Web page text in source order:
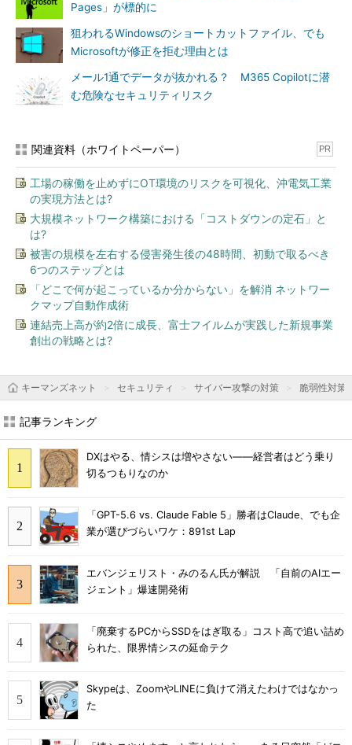
Pages」が標的に
狙われるWindowsのショートカットファイル、でも
Microsoftが修正を拒む理由とは
メール1通でデータが抜かれる？ M365 Copilotに潜
む危険なセキュリティリスク
関連資料（ホワイトペーパー） PR
工場の稼働を止めずにOT環境のリスクを可視化、沖電気工業
の実現方法とは?
大規模ネットワーク構築における「コストダウンの定石」と
は?
被害の規模を左右する侵害発生後の48時間、初動で取るべき
6つのステップとは
「どこで何が起こっているか分からない」を解消 ネットワー
クマップ自動作成術
連結売上高が約2倍に成長、富士フイルムが実践した新規事業
創出の戦略とは?
キーマンズネット セキュリティ サイバー攻撃の対策 脆弱性対策
記事ランキング
DXはやる、情シスは増やさない――経営者はどう乗り
切るつもりなのか
「GPT-5.6 vs. Claude Fable 5」勝者はClaude、でも企
業が選びづらいワケ：891st Lap
エバンジェリスト・みのるん氏が解説 「自前のAIエー
ジェント」爆速開発術
「廃棄するPCからSSDをはぎ取る」コスト高で追い詰め
られた、限界情シスの延命テク
Skypeは、ZoomやLINEに負けて消えたわけではなかっ
た